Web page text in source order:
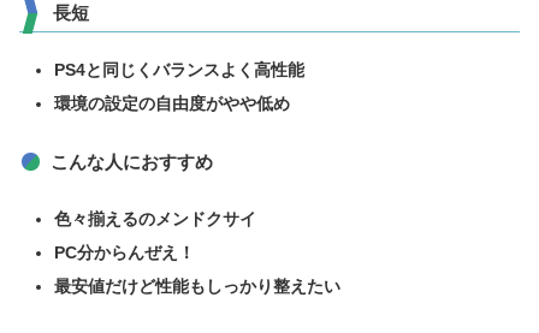
長短
PS4と同じくバランスよく高性能
環境の設定の自由度がやや低め
こんな人におすすめ
色々揃えるのメンドクサイ
PC分からんぜえ！
最安値だけど性能もしっかり整えたい